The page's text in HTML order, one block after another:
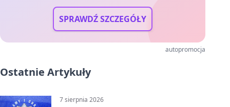
SPRAWDŹ SZCZEGÓŁY
autopromocja
Ostatnie Artykuły
7 sierpnia 2026